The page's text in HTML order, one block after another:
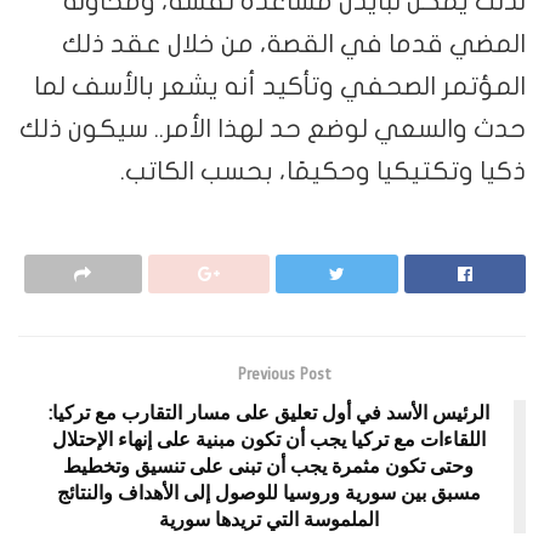
المضي قدما في القصة، من خلال عقد ذلك
المؤتمر الصحفي وتأكيد أنه يشعر بالأسف لما
حدث والسعي لوضع حد لهذا الأمر.. سيكون ذلك
ذكيا وتكتيكيا وحكيمًا، بحسب الكاتب.
Previous Post
الرئيس الأسد في أول تعليق على مسار التقارب مع تركيا:
اللقاءات مع تركيا يجب أن تكون مبنية على إنهاء الإحتلال
وحتى تكون مثمرة يجب أن تبنى على تنسيق وتخطيط
مسبق بين سورية وروسيا للوصول إلى الأهداف والنتائج
الملموسة التي تريدها سورية